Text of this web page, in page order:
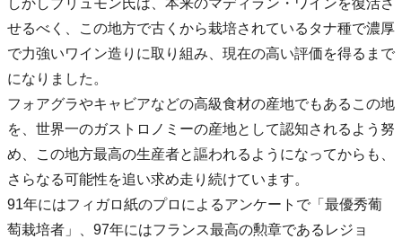
しかしブリュモン氏は、本来のマディラン・ワインを復活さ
せるべく、この地方で古くから栽培されているタナ種で濃厚
で力強いワイン造りに取り組み、現在の高い評価を得るまで
になりました。
フォアグラやキャビアなどの高級食材の産地でもあるこの地
を、世界一のガストロノミーの産地として認知されるよう努
め、この地方最高の生産者と謳われるようになってからも、
さらなる可能性を追い求め走り続けています。
91年にはフィガロ紙のプロによるアンケートで「最優秀葡
萄栽培者」、97年にはフランス最高の勲章であるレジョ